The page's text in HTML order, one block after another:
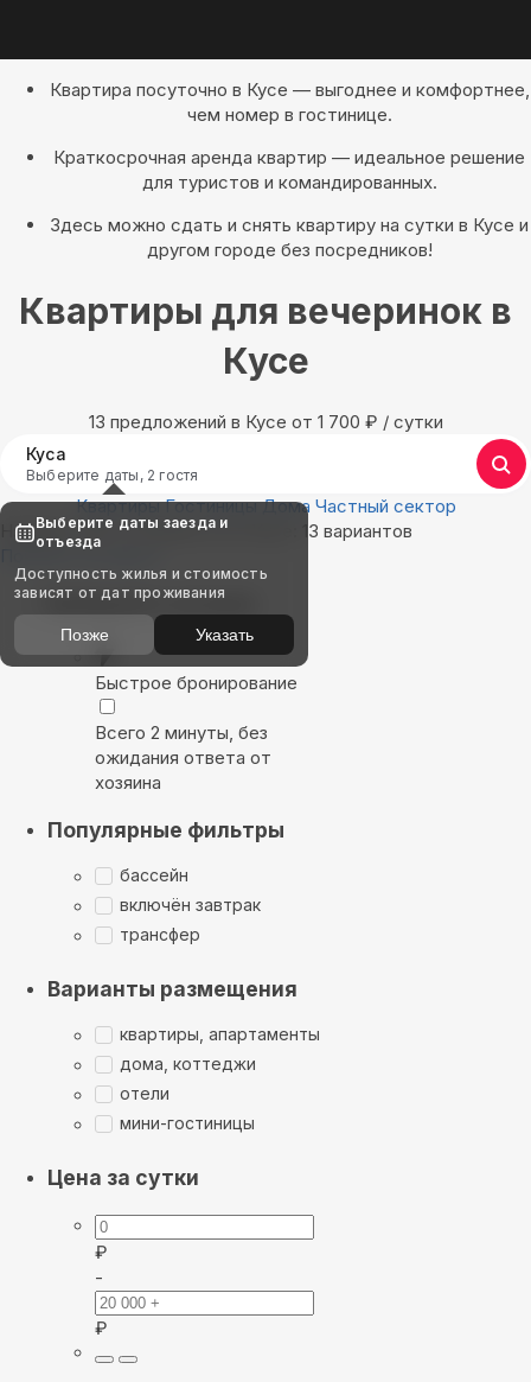
Квартира посуточно в Кусе — выгоднее и комфортнее,
чем номер в гостинице.
Краткосрочная аренда квартир — идеальное решение
для туристов и командированных.
Здесь можно сдать и снять квартиру на сутки в Кусе и
другом городе без посредников!
Квартиры для вечеринок в
Кусе
13 предложений в Кусе oт 1 700 ₽ / сутки
Куса
Выберите даты, 2 гостя
Квартиры Гостиницы Дома Частный сектор
Найдём, где остановиться в Кусе: 13 вариантов
Показать на карте
Выбирайте лучшее
Быстрое бронирование
Всего 2 минуты, без
ожидания ответа от
хозяина
Популярные фильтры
бассейн
включён завтрак
трансфер
Варианты размещения
квартиры, апартаменты
дома, коттеджи
отели
мини-гостиницы
Цена за сутки
₽
-
₽
Выберите даты заезда и
отъезда
Доступность жилья и стоимость
зависят от дат проживания
Позже Указать